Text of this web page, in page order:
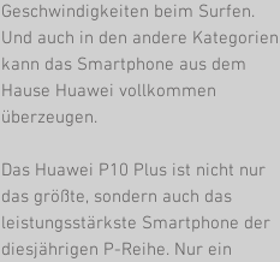
Geschwindigkeiten beim Surfen.
Und auch in den andere Kategorien
kann das Smartphone aus dem
Hause Huawei vollkommen
überzeugen.
Das Huawei P10 Plus ist nicht nur
das größte, sondern auch das
leistungsstärkste Smartphone der
diesjährigen P-Reihe. Nur ein